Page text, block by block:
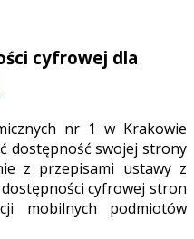
cyfrowej dla
nr 1 w Krakowie
dostępność swojej strony
z przepisami ustawy z
cyfrowej stron
mobilnych podmiotów